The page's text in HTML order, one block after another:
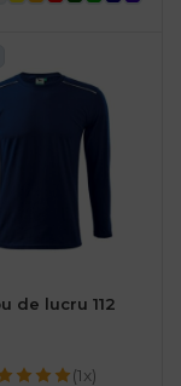
de lucru 112
(1x)